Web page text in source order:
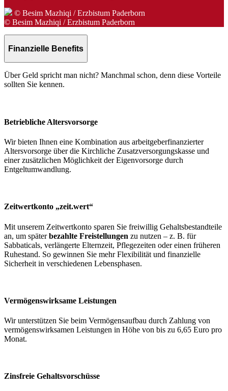
© Besim Mazhiqi / Erzbistum Paderborn
© Besim Mazhiqi / Erzbistum Paderborn
Finanzielle Benefits
Über Geld spricht man nicht? Manchmal schon, denn diese Vorteile
sollten Sie kennen.
Betriebliche Altersvorsorge
Wir bieten Ihnen eine Kombination aus arbeitgeberfinanzierter
Altersvorsorge über die Kirchliche Zusatzversorgungskasse und
einer zusätzlichen Möglichkeit der Eigenvorsorge durch
Entgeltumwandlung.
Zeitwertkonto „zeit.wert“
Mit unserem Zeitwertkonto sparen Sie freiwillig Gehaltsbestandteile
an, um späterbezahlte Freistellungen zu nutzen – z. B. für
Sabbaticals, verlängerte Elternzeit, Pflegezeiten oder einen früheren
Ruhestand. So gewinnen Sie mehr Flexibilität und finanzielle
Sicherheit in verschiedenen Lebensphasen.
Vermögenswirksame Leistungen
Wir unterstützen Sie beim Vermögensaufbau durch Zahlung von
vermögenswirksamen Leistungen in Höhe von bis zu 6,65 Euro pro
Monat.
Zinsfreie Gehaltsvorschüsse